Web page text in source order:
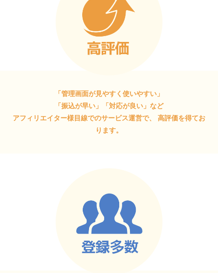
「管理画面が見やすく使いやすい」
「振込が早い」「対応が良い」など
アフィリエイター様目線でのサービス運営で、
高評価を得てお
ります。